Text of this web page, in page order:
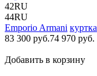
42RU
44RU
Emporio Armani куртка
83 300 руб.74 970 руб.
Добавить в корзину